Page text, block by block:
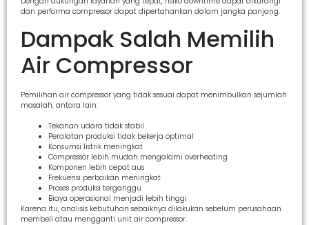
dan performa compressor dapat dipertahankan dalam jangka panjang.
Dampak Salah Memilih
Air Compressor
Pemilihan air compressor yang tidak sesuai dapat menimbulkan sejumlah
masalah, antara lain:
Tekanan udara tidak stabil
Peralatan produksi tidak bekerja optimal
Konsumsi listrik meningkat
Compressor lebih mudah mengalami overheating
Komponen lebih cepat aus
Frekuensi perbaikan meningkat
Proses produksi terganggu
Biaya operasional menjadi lebih tinggi
Karena itu, analisis kebutuhan sebaiknya dilakukan sebelum perusahaan
membeli atau mengganti unit air compressor.